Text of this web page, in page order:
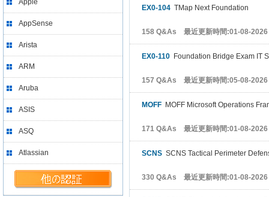
Apple
AppSense
Arista
ARM
Aruba
ASIS
ASQ
Atlassian
EX0-104 TMap Next Foundation
158 Q&As 最近更新時間:01-08-2026
EX0-110 Foundation Bridge Exam IT
157 Q&As 最近更新時間:05-08-2026
MOFF MOFF Microsoft Operations
171 Q&As 最近更新時間:01-08-2026
SCNS SCNS Tactical Perimeter
330 Q&As 最近更新時間:01-08-2026